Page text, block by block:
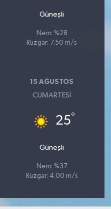
Güneşli
Nem: %28
Rüzgar: 7.50 m/s
15 AĞUSTOS
CUMARTESI
25°
Güneşli
Nem: %37
Rüzgar: 4.00 m/s